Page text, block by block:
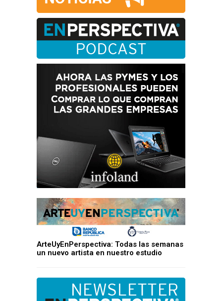
ArteUyEnPerspectiva: Todas las semanas
un nuevo artista en nuestro estudio